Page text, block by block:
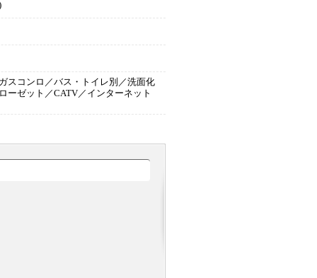
スコンロ／バス・トイレ別／洗面化
ーゼット／CATV／インターネット